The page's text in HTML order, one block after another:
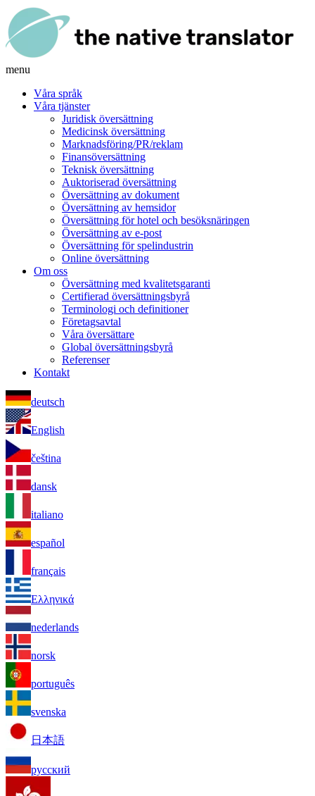
menu
Våra språk
Våra tjänster
Juridisk översättning
Medicinsk översättning
Marknadsföring/PR/reklam
Finansöversättning
Teknisk översättning
Auktoriserad översättning
Översättning av dokument
Översättning av hemsidor
Översättning för hotel och besöksnäringen
Översättning av e-post
Översättning för spelindustrin
Online översättning
Om oss
Översättning med kvalitetsgaranti
Certifierad översättningsbyrå
Terminologi och definitioner
Företagsavtal
Våra översättare
Global översättningsbyrå
Referenser
Kontakt
deutsch
English
čeština
dansk
italiano
español
français
Ελληνικά
nederlands
norsk
português
svenska
日本語
русский